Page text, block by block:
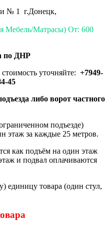
№ 1 г.Донецк,
Мебель/Матрасы) От: 600
по ДНР
уточняйте: +7949-
45
либо ворот частного
подъезде)
этаж за каждые 25 метров.
как подъём на один этаж
и подвал оплачиваются
единицу товара (один стул,